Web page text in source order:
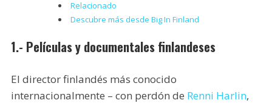
Relacionado
Descubre más desde Big In Finland
1.- Películas y documentales finlandeses
El director finlandés más conocido
internacionalmente – con perdón de Renni Harlin,